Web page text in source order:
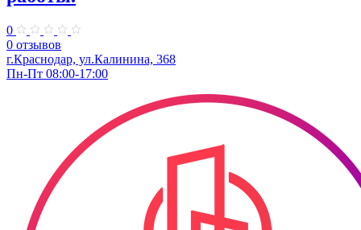
0
0 отзывов
г.Краснодар, ул.Калинина, 368
Пн-Пт 08:00-17:00